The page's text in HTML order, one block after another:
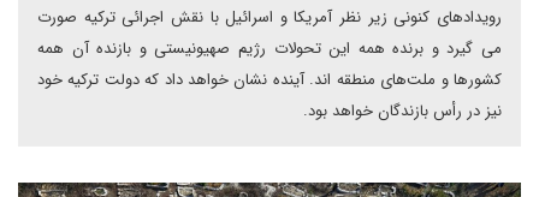
رویدادهای کنونی زیر نظر آمریکا و اسرائیل با نقش اجرائی ترکیه صورت
می گیرد و برنده همه این تحولات رژیم صهیونیستی و بازنده آن همه
کشورها و ملت‌های منطقه اند. آینده نشان خواهد داد که دولت ترکیه خود
نیز در رأس بازندگان خواهد بود.